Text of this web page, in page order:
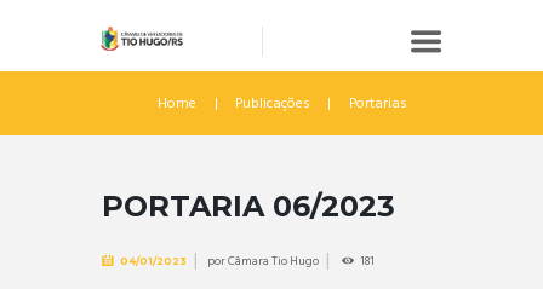
Home Publicações Portarias
PORTARIA 06/2023
04/01/2023 porCâmara Tio Hugo 181